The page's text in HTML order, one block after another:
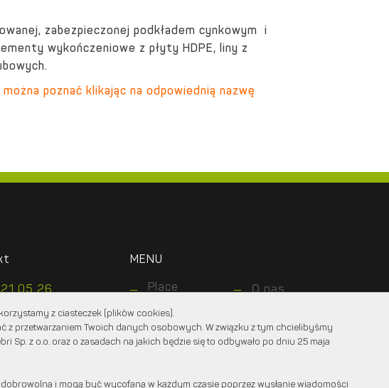
zabezpieczonej podkładem cynkowym i
wykończeniowe z płyty HDPE, liny z
poznać klikając na odpowiednią nazwę
05 26
707
MENU
Place
Ogrody
Nawierzchnie
nami
O nas
Dla
projektantów
z ciasteczek (plików cookies).
z przetwarzaniem Twoich danych osobowych. W związku z tym chcielibyśmy
Sp. z o.o. oraz o zasadach na jakich będzie się to odbywało po dniu 25 maja
i mogą być wycofana w każdym czasie poprzez wysłanie wiadomości